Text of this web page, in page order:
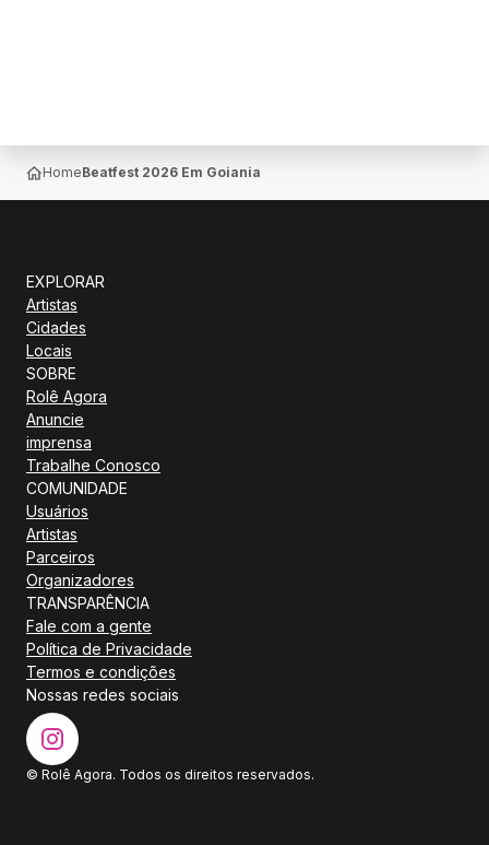
HomeBeatfest 2026 Em Goiania
EXPLORAR
Artistas
Cidades
Locais
SOBRE
Rolê Agora
Anuncie
imprensa
Trabalhe Conosco
COMUNIDADE
Usuários
Artistas
Parceiros
Organizadores
TRANSPARÊNCIA
Fale com a gente
Política de Privacidade
Termos e condições
Nossas redes sociais
© Rolê Agora. Todos os direitos reservados.